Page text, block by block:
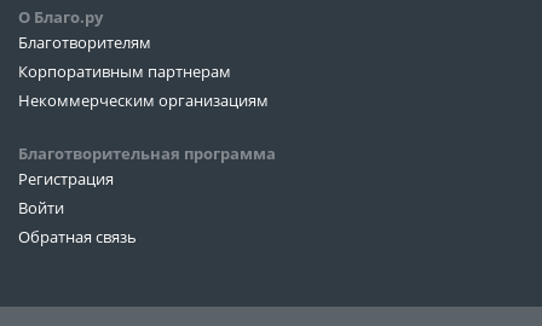
О Благо.ру
Благотворителям
Корпоративным партнерам
Некоммерческим организациям
Благотворительная программа
Регистрация
Войти
Обратная связь